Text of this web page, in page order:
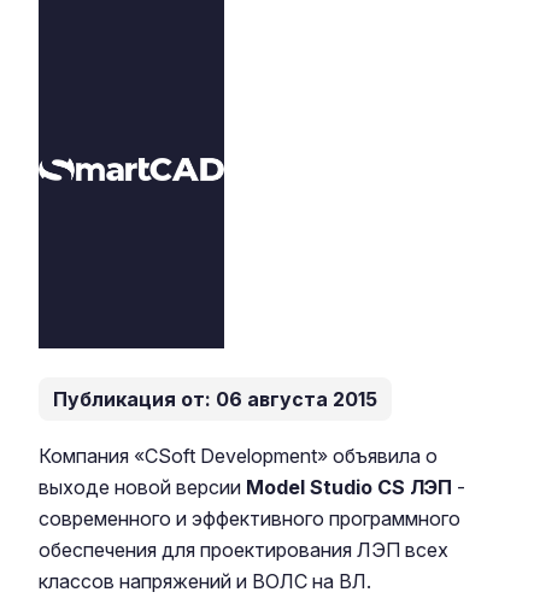
Публикация от: 06 августа 2015
Компания «CSoft Development» объявила о
выходе новой версии Model Studio CS ЛЭП -
современного и эффективного программного
обеспечения для проектирования ЛЭП всех
классов напряжений и ВОЛС на ВЛ.